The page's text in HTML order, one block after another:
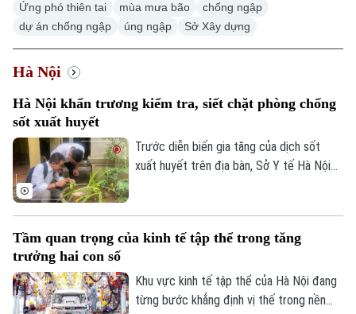
Chính trị
Xã hội
Công nghệ
Nhịp sống Hà Nội
Khoảnh khắc Hà Nội
Ẩm thực
Thế giới
Tin tức
Quân sự
Hồ sơ
Người Việt 4 phương
Kinh tế
Tin tức
Cafe sáng
Tài chính Ngân hàng
Nhà đất
Tin tức
Đầu tư
Căn hộ
Đất đai
Kinh nghiệm
Tàu và Xe
Ô tô
Tàu
Xe máy
Tin tức
Tuyển sinh
Văn hóa
Tin tức
Sức khỏe
Ứng phó thiên tai mùa mưa bão
chống ngập
dự án chống ngập
úng ngập Sở Xây dựng
Hà Nội
Hà Nội khẩn trương kiểm tra, siết chặt phòng chống
sốt xuất huyết
Trước diễn biến gia tăng của dịch sốt
xuất huyết trên địa bàn, Sở Y tế Hà Nội
sẽ thành lập các đoàn kiểm tra, giám sát
phường.
Tầm quan trọng của kinh tế tập thể trong tăng
trưởng hai con số
Khu vực kinh tế tập thể của Hà Nội đang
từng bước khẳng định vị thế trong nền